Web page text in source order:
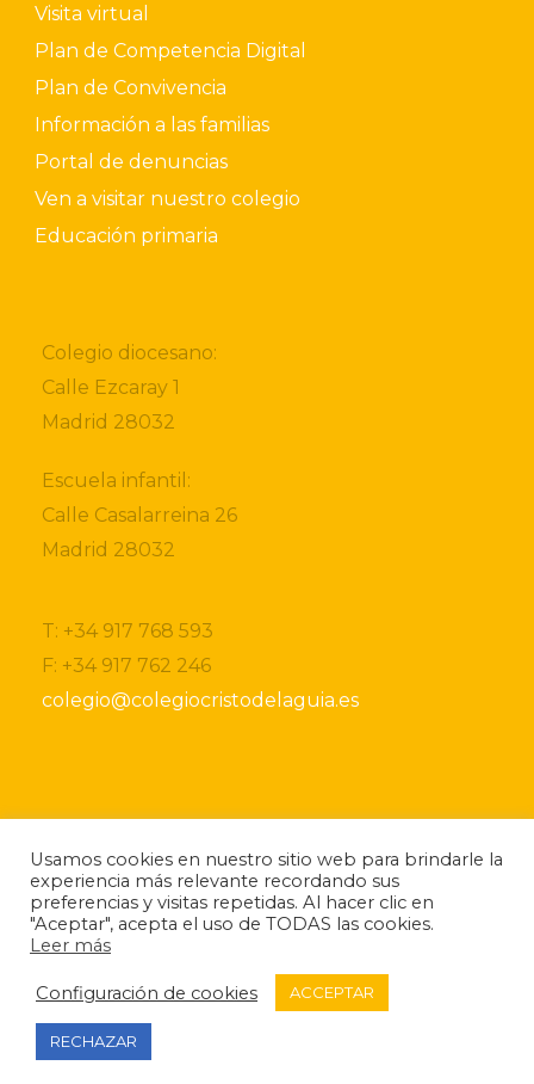
Visita virtual
Plan de Competencia Digital
Plan de Convivencia
Información a las familias
Portal de denuncias
Ven a visitar nuestro colegio
Educación primaria
Colegio diocesano:
Calle Ezcaray 1
Madrid 28032
Escuela infantil:
Calle Casalarreina 26
Madrid 28032
T: +34 917 768 593
F: +34 917 762 246
colegio@colegiocristodelaguia.es
centro, por favor, no dude ponerse en contacto
con nosotros.
Si lo desea también puede descargarse nuestro
folletoinformativo.
Usamos cookies en nuestro sitio web para brindarle la
experiencia más relevante recordando sus
preferencias y visitas repetidas. Al hacer clic en
"Aceptar", acepta el uso de TODAS las cookies.
Leer más
Configuración de cookies ACCEPTAR
RECHAZAR